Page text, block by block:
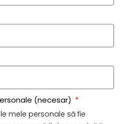
(necesar)
mele personale să fie